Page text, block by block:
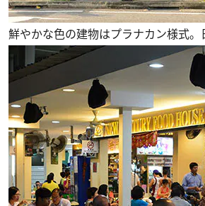
鮮やかな色の建物はプラナカン様式